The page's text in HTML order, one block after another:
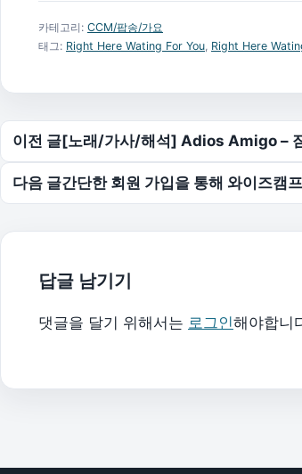
카테고리: CCM/팝송/가요
태그: Right Here Wating For You Right Here
글 탐색
이전 글[노래/가사/해석] Adios Amigo –
다음 글간단한 회원 가입을 통해 와이즈캠
답글 남기기
댓글을 달기 위해서는 로그인해야합니